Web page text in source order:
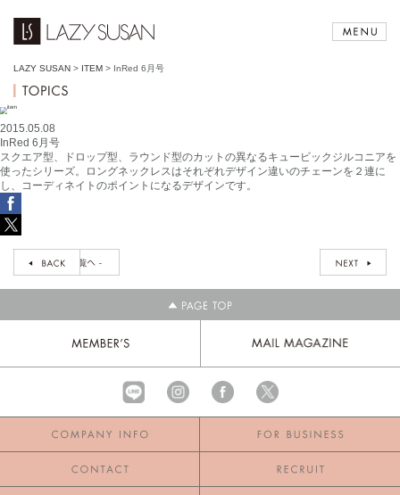
LAZY SUSAN > ITEM > InRed 6月号
2015.05.08
InRed 6月号
スクエア型、ドロップ型、ラウンド型のカットの異なるキュービックジルコニアを
使ったシリーズ。ロングネックレスはそれぞれデザイン違いのチェーンを２連に
し、コーディネイトのポイントになるデザインです。